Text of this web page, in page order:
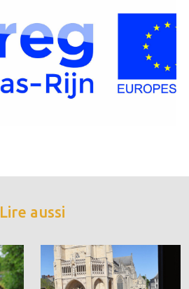
Lire aussi